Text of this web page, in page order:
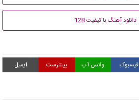
دانلود آهنگ با کیفیت 128
فیسبوک واتس آپ پینترست ایمیل